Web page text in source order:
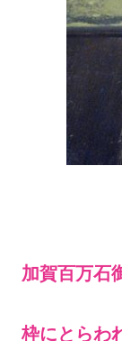
加賀百万石
枠にとらわ